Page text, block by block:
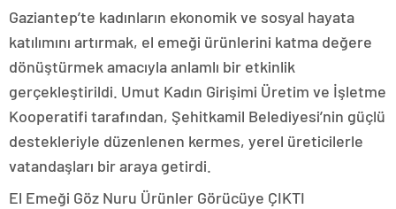
Gaziantep’te kadınların ekonomik ve sosyal hayata
katılımını artırmak, el emeği ürünlerini katma değere
dönüştürmek amacıyla anlamlı bir etkinlik
gerçekleştirildi. Umut Kadın Girişimi Üretim ve İşletme
Kooperatifi tarafından, Şehitkamil Belediyesi’nin güçlü
destekleriyle düzenlenen kermes, yerel üreticilerle
vatandaşları bir araya getirdi.
El Emeği Göz Nuru Ürünler Görücüye ÇIKTI